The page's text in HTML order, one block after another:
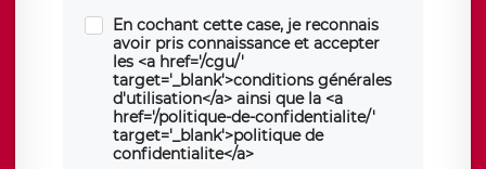
En cochant cette case, je reconnais
avoir pris connaissance et accepter
les <a href='/cgu/'
target='_blank'>conditions générales
d'utilisation</a> ainsi que la <a
href='/politique-de-confidentialite/'
target='_blank'>politique de
confidentialite</a>